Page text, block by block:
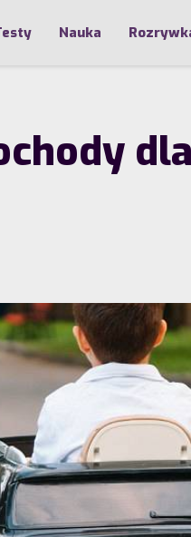
Nauka